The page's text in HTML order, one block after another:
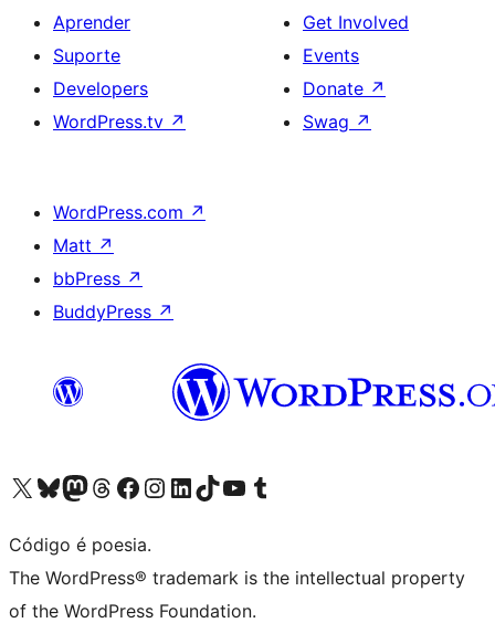
Aprender
Suporte
Developers
WordPress.tv ↗
Get Involved
Events
Donate ↗
Swag ↗
WordPress.com ↗
Matt ↗
bbPress ↗
BuddyPress ↗
Visite a nossa conta X (antigo Twitter)
Visit our Bluesky account
Visit our Mastodon account
Visit our Threads account
Visite a nossa página do Facebook
Visite a nossa conta no Instagram
Visite a nossa conta no LinkedIn
Visit our TikTok account
Visit our YouTube channel
Visit our Tumblr account
Código é poesia.
The WordPress® trademark is the intellectual property
of the WordPress Foundation.